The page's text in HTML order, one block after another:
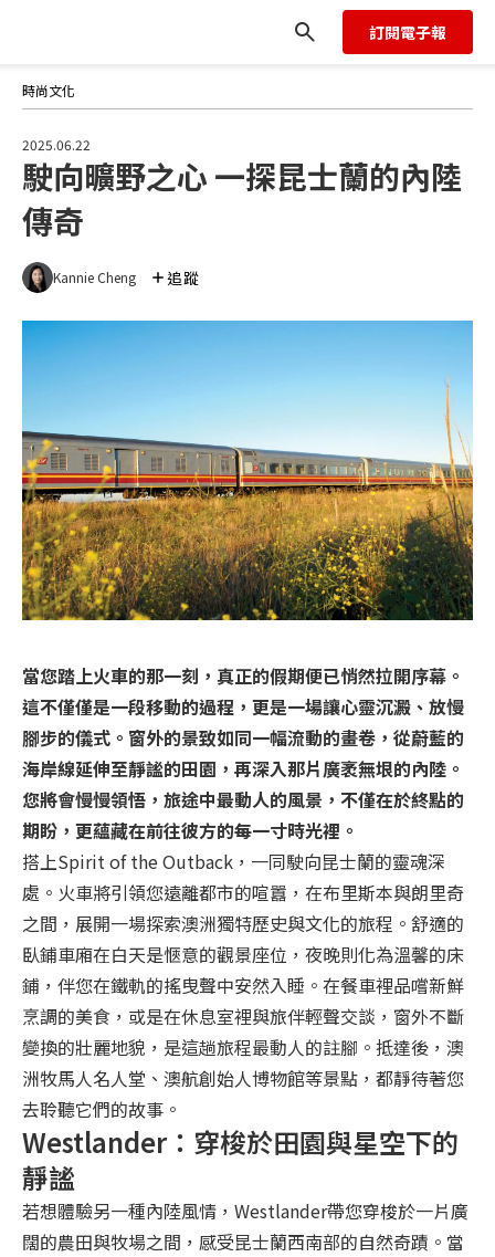
訂閱電子報
時尚文化
2025.06.22
駛向曠野之心 一探昆士蘭的內陸
傳奇
Kannie Cheng 追蹤
當您踏上火車的那一刻，真正的假期便已悄然拉開序幕。
這不僅僅是一段移動的過程，更是一場讓心靈沉澱、放慢
腳步的儀式。窗外的景致如同一幅流動的畫卷，從蔚藍的
海岸線延伸至靜謐的田園，再深入那片廣袤無垠的內陸。
您將會慢慢領悟，旅途中最動人的風景，不僅在於終點的
期盼，更蘊藏在前往彼方的每一寸時光裡。
搭上Spirit of the Outback，一同駛向昆士蘭的靈魂深
處。火車將引領您遠離都市的喧囂，在布里斯本與朗里奇
之間，展開一場探索澳洲獨特歷史與文化的旅程。舒適的
臥鋪車廂在白天是愜意的觀景座位，夜晚則化為溫馨的床
鋪，伴您在鐵軌的搖曳聲中安然入睡。在餐車裡品嚐新鮮
烹調的美食，或是在休息室裡與旅伴輕聲交談，窗外不斷
變換的壯麗地貌，是這趟旅程最動人的註腳。抵達後，澳
洲牧馬人名人堂、澳航創始人博物館等景點，都靜待著您
去聆聽它們的故事。
Westlander：穿梭於田園與星空下的
靜謐
若想體驗另一種內陸風情，Westlander帶您穿梭於一片廣
闊的農田與牧場之間，感受昆士蘭西南部的自然奇蹟。當